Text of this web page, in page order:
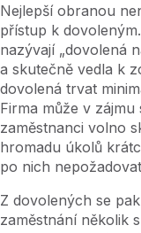
Nejlepší obranou
přístup k
nazývají „dovolená
a skutečně vedla k
dovolená trvat
Firma může v
zaměstnanci volno
hromadu úkolů
po nich
Z dovolených se
zaměstnání několik